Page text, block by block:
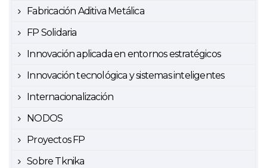
Fabricación Aditiva Metálica
FP Solidaria
Innovación aplicada en entornos estratégicos
Innovación tecnológica y sistemas inteligentes
Internacionalización
NODOS
Proyectos FP
Sobre Tknika